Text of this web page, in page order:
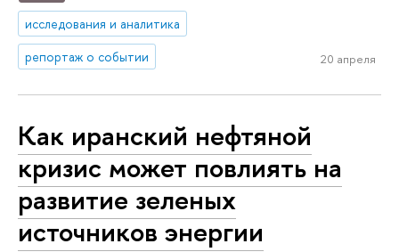
исследования и аналитика
репортаж о событии
20 апреля
Как иранский нефтяной
кризис может повлиять на
развитие зеленых
источников энергии